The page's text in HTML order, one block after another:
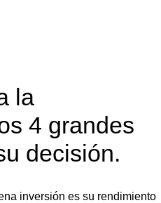
la
4 grandes
decisión.
inversión es su rendimiento